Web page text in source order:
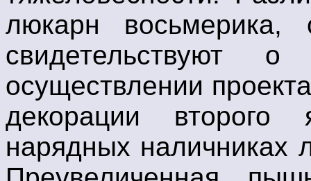
люкарн восьмерика,
свидетельствуют о
осуществлении
декорации второго
нарядных наличниках